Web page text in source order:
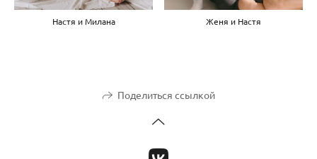
Настя и Милана Женя и Настя
Поделиться ссылкой